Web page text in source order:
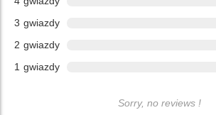
3 gwiazdy
2 gwiazdy
1 gwiazdy
Sorry, no reviews !